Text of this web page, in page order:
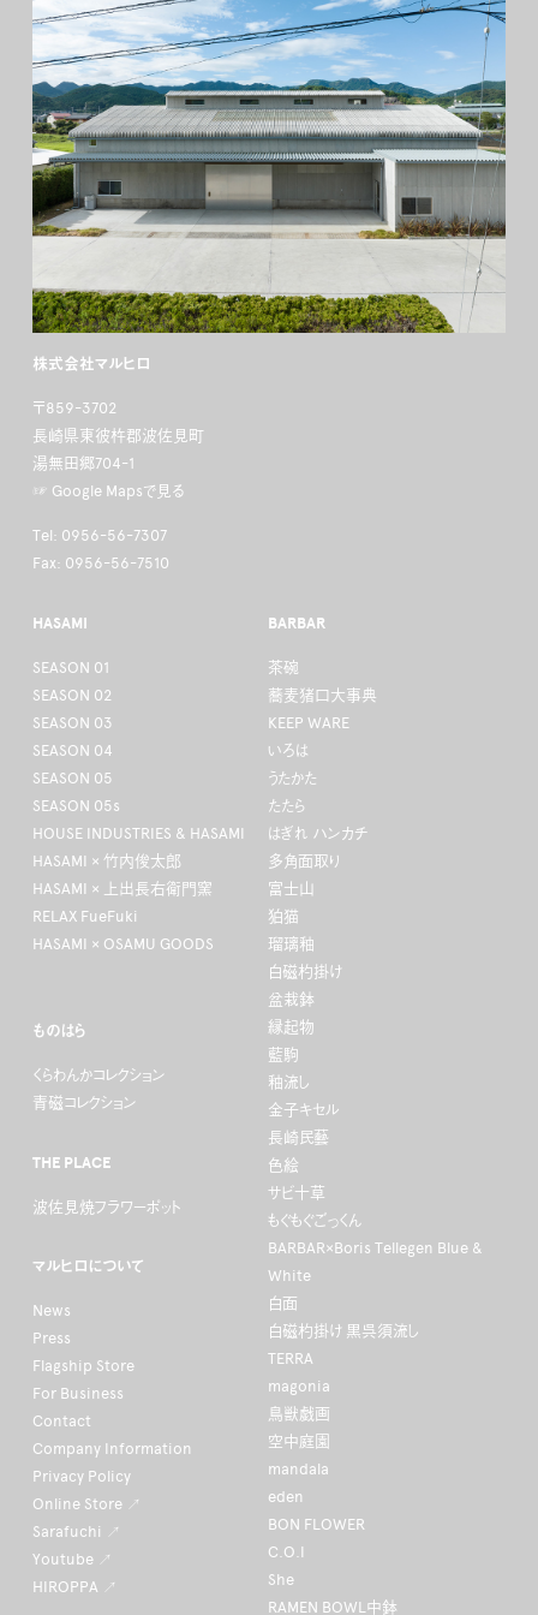
株式会社マルヒロ
〒859-3702
長崎県東彼杵郡波佐見町
湯無田郷704-1
☞ Google Mapsで見る
Tel: 0956-56-7307
Fax: 0956-56-7510
HASAMI
SEASON 01
SEASON 02
SEASON 03
SEASON 04
SEASON 05
SEASON 05s
HOUSE INDUSTRIES & HASAMI
HASAMI × 竹内俊太郎
HASAMI × 上出長右衛門窯
RELAX FueFuki
HASAMI × OSAMU GOODS
BARBAR
茶碗
蕎麦猪口大事典
KEEP WARE
いろは
うたかた
たたら
はぎれ ハンカチ
多角面取り
富士山
狛猫
瑠璃釉
白磁杓掛け
盆栽鉢
縁起物
藍駒
釉流し
金子キセル
長崎民藝
色絵
サビ十草
もぐもぐごっくん
BARBAR×Boris Tellegen Blue &
White
白面
白磁杓掛け 黒呉須流し
TERRA
magonia
鳥獣戯画
空中庭園
mandala
eden
BON FLOWER
C.O.I
She
RAMEN BOWL中鉢
ものはら
くらわんかコレクション
青磁コレクション
THE PLACE
波佐見焼フラワーポット
マルヒロについて
News
Press
Flagship Store
For Business
Contact
Company Information
Privacy Policy
Online Store ↗
Sarafuchi ↗
Youtube ↗
HIROPPA ↗